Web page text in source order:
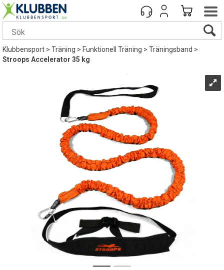
Klubbensport>Träning>Funktionell Träning>Träningsband>
Stroops Accelerator 35 kg